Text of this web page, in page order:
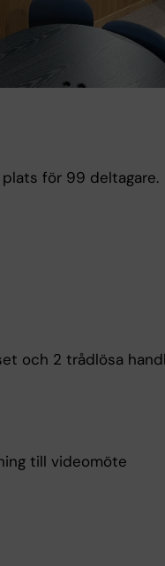
för 99 deltagare.
och 2 trådlösa
till videomöte